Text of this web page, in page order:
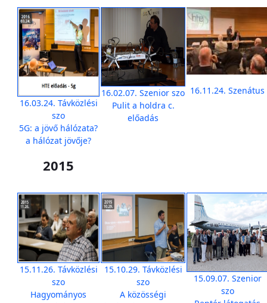
16.03.24. Távközlési
szo
5G: a jövő hálózata?
a hálózat jövője?
16.02.07. Szenior szo
Pulit a holdra c.
előadás
16.11.24. Szenátus
2015
15.11.26. Távközlési
szo
Hagyományos
15.10.29. Távközlési
szo
A közösségi
15.09.07. Szenior
szo